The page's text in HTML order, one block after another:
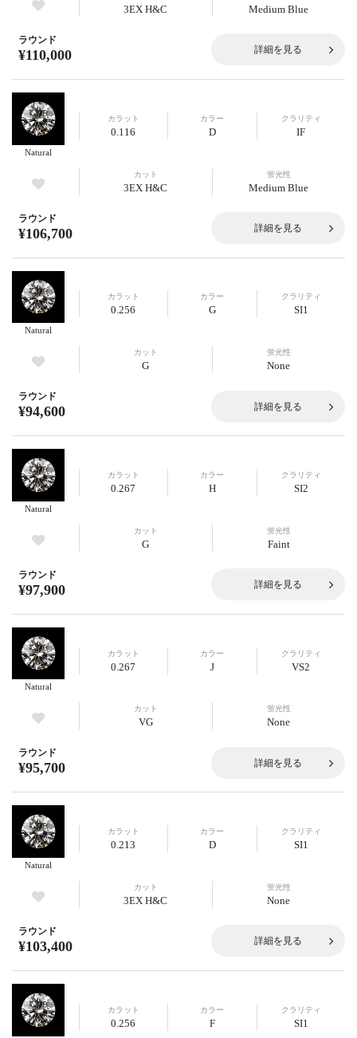
3EX H&C Medium Blue
ラウンド
¥110,000 詳細を見る
Natural
カラット
0.116
カラー
D
クラリティ
IF
カット
3EX H&C
蛍光性
Medium Blue
ラウンド
¥106,700 詳細を見る
Natural
カラット
0.256
カラー
G
クラリティ
SI1
カット
G
蛍光性
None
ラウンド
¥94,600 詳細を見る
Natural
カラット
0.267
カラー
H
クラリティ
SI2
カット
G
蛍光性
Faint
ラウンド
¥97,900 詳細を見る
Natural
カラット
0.267
カラー
J
クラリティ
VS2
カット
VG
蛍光性
None
ラウンド
¥95,700 詳細を見る
Natural
カラット
0.213
カラー
D
クラリティ
SI1
カット
3EX H&C
蛍光性
None
ラウンド
¥103,400 詳細を見る
カラット
0.256
カラー
F
クラリティ
SI1